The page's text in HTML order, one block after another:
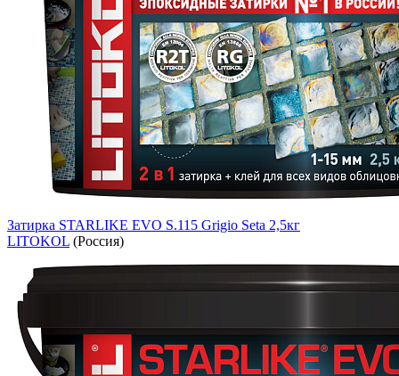
Затирка STARLIKE EVO S.115 Grigio Seta 2,5кг
LITOKOL (Россия)